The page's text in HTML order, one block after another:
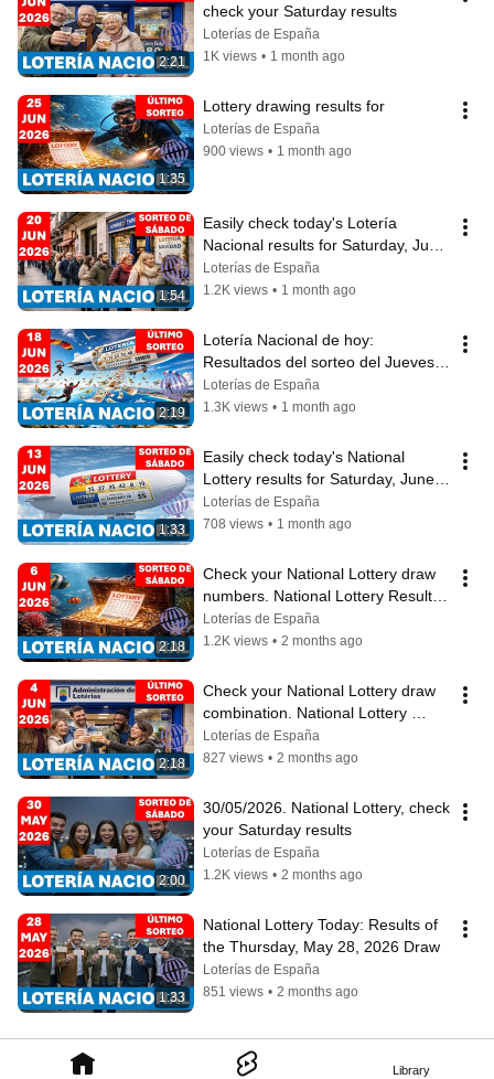
Library
2:21
check your Saturday results
Loterías de España
1K views • 1 month ago
1:35
Lottery drawing results for
Loterías de España
900 views • 1 month ago
1:54
Easily check today's Lotería
Nacional results for Saturday, June
20, 2026.
Loterías de España
1.2K views • 1 month ago
2:19
Lotería Nacional de hoy:
Resultados del sorteo del Jueves
18 de Junio de 2026
Loterías de España
1.3K views • 1 month ago
1:33
Easily check today's National
Lottery results for Saturday, June
13, 2026.
Loterías de España
708 views • 1 month ago
2:18
Check your National Lottery draw
numbers. National Lottery Results
(06/06/2026)
Loterías de España
1.2K views • 2 months ago
2:18
Check your National Lottery draw
combination. National Lottery
Results (04/06/2026)
Loterías de España
827 views • 2 months ago
2:00
30/05/2026. National Lottery, check
your Saturday results
Loterías de España
1.2K views • 2 months ago
1:33
National Lottery Today: Results of
the Thursday, May 28, 2026 Draw
Loterías de España
851 views • 2 months ago